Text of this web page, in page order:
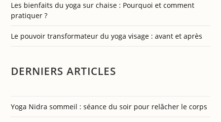
Les bienfaits du yoga sur chaise : Pourquoi et comment
pratiquer ?
Le pouvoir transformateur du yoga visage : avant et après
DERNIERS ARTICLES
Yoga Nidra sommeil : séance du soir pour relâcher le corps